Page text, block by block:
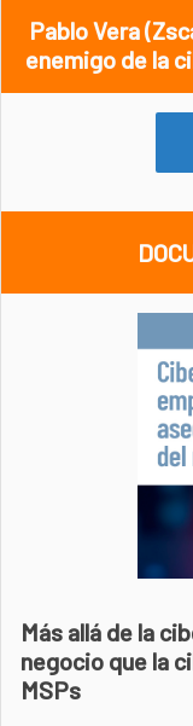
Pablo Vera
enemigo de la
Más allá de la
negocio que la
MSPs